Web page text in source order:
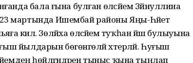
бала ғына булған өләсәйем Зәйнуллина
мартында Ишембай районы Яңы-Һәйет
килә. Зөләйха өләсәйемә туҡһан йәш булыуына
йылдарын бөгөнгөләй хәтерләй. Һуғыш
һөйләгәндәрен тыныс ҡына тыңлап